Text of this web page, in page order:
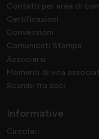
Contatti per area di
Certificazioni
Convenzioni
Comunicati Stampa
Associarsi
Momenti di vita
Scambi fra soci
Informative
Circolari